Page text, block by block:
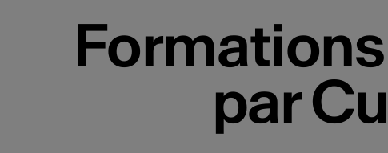
prévenir les
prévenir les
par